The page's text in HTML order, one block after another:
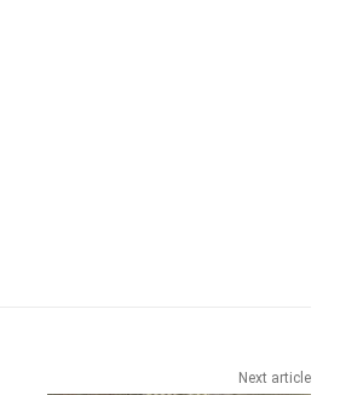
Next article